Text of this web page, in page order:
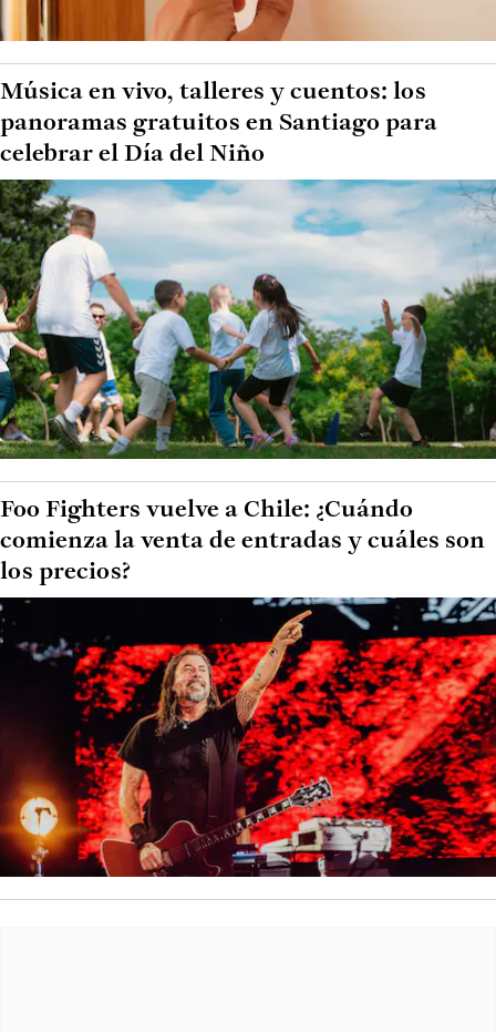
Música en vivo, talleres y cuentos: los
panoramas gratuitos en Santiago para
celebrar el Día del Niño
Foo Fighters vuelve a Chile: ¿Cuándo
comienza la venta de entradas y cuáles son
los precios?